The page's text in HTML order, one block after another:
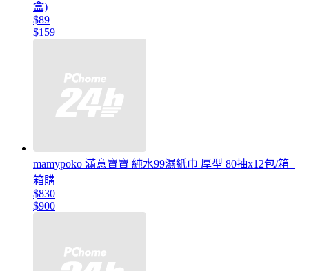
盒)
$89
$159
mamypoko 滿意寶寶 純水99濕紙巾 厚型 80抽x12包/箱_
箱購
$830
$900